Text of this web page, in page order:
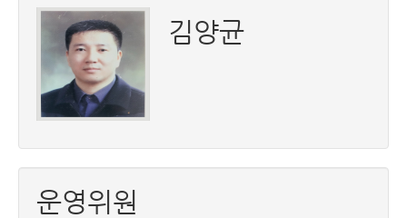
김양균
운영위원